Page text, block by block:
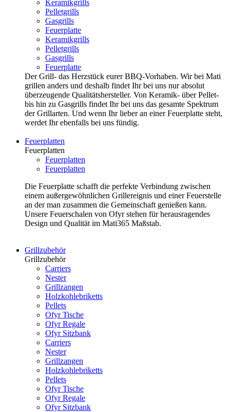
Keramikgrills
Pelletgrills
Gasgrills
Feuerplatte
Keramikgrills
Pelletgrills
Gasgrills
Feuerplatte
Der Grill- das Herzstück eurer BBQ-Vorhaben. Wir bei Mati
grillen anders und deshalb findet Ihr bei uns nur absolut
überzeugende Qualitätshersteller. Von Keramik- über Pellet-
bis hin zu Gasgrills findet Ihr bei uns das gesamte Spektrum
der Grillarten. Und wenn Ihr lieber an einer Feuerplatte steht,
werdet Ihr ebenfalls bei uns fündig.
Feuerplatten
Feuerplatten
Feuerplatten
Feuerplatten
Die Feuerplatte schafft die perfekte Verbindung zwischen
einem außergewöhnlichen Grillereignis und einer Feuerstelle
an der man zusammen die Gemeinschaft genießen kann.
Unsere Feuerschalen von Ofyr stehen für herausragendes
Design und Qualität im Mati365 Maßstab.
Grillzubehör
Grillzubehör
Carriers
Nester
Grillzangen
Holzkohlebriketts
Pellets
Ofyr Tische
Ofyr Regale
Ofyr Sitzbank
Carriers
Nester
Grillzangen
Holzkohlebriketts
Pellets
Ofyr Tische
Ofyr Regale
Ofyr Sitzbank